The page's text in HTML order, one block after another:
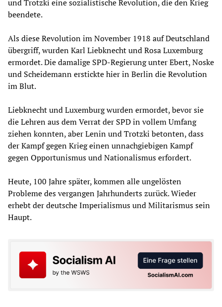
und Trotzki eine sozialistische Revolution, die den Krieg
beendete.
Als diese Revolution im November 1918 auf Deutschland
übergriff, wurden Karl Liebknecht und Rosa Luxemburg
ermordet. Die damalige SPD-Regierung unter Ebert, Noske
und Scheidemann erstickte hier in Berlin die Revolution
im Blut.
Liebknecht und Luxemburg wurden ermordet, bevor sie
die Lehren aus dem Verrat der SPD in vollem Umfang
ziehen konnten, aber Lenin und Trotzki betonten, dass
der Kampf gegen Krieg einen unnachgiebigen Kampf
gegen Opportunismus und Nationalismus erfordert.
Heute, 100 Jahre später, kommen alle ungelösten
Probleme des vergangen Jahrhunderts zurück. Wieder
erhebt der deutsche Imperialismus und Militarismus sein
Haupt.